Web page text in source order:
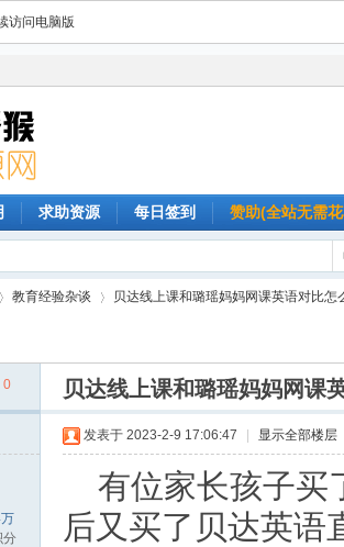
访问电脑版
求助资源 每日签到 赞助(全站无需
教育经验杂谈
›
贝达线上课和璐瑶妈妈网课英语对比怎
0 贝达线上课和璐瑶妈妈网课
分
发表于 2023-2-9 17:06:47 显示全部楼层
有位家长孩子买
后又买了贝达英语